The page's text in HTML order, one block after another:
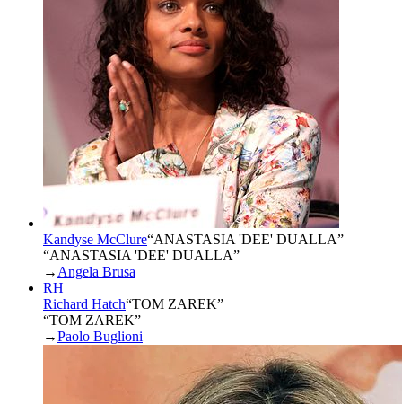
Kandyse McClure“ANASTASIA 'DEE' DUALLA”
“ANASTASIA 'DEE' DUALLA”
→ Angela Brusa
RH
Richard Hatch“TOM ZAREK”
“TOM ZAREK”
→Paolo Buglioni